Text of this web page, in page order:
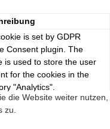
die Website weiter nutzen,
zu.
is set by GDPR
Consent plugin. The
is used to store the user
for the cookies in the
"Analytics".
is set by GDPR
consent to record the user